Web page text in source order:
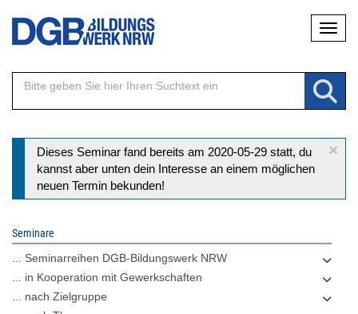
Direkt
Inhalt
×
Statusmeldung
Dieses Seminar fand bereits am 2020-05-29 statt, du
kannst aber unten dein Interesse an einem möglichen
neuen Termin bekunden!
Seminare
... Seminarreihen DGB-Bildungswerk NRW
... in Kooperation mit Gewerkschaften
... nach Zielgruppe